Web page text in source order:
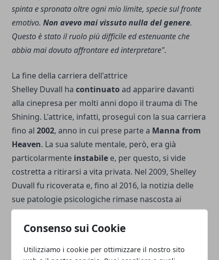
Consenso sui Cookie
Utilizziamo i cookie per ottimizzare il nostro sito
spinta e spronata oltre ogni mio limite, specie sul fronte
emotivo. Non avevo mai vissuto nulla del genere.
Questo è stato il ruolo più difficile ed estenuante che
abbia mai dovuto affrontare ed interpretare".
La fine della carriera dell'attrice
Shelley Duvall ha continuato ad apparire davanti
alla cinepresa per molti anni dopo il trauma di The
Shining. L'attrice, infatti, proseguì con la sua carriera
fino al 2002, anno in cui prese parte a Manna from
Heaven. La sua salute mentale, però, era già
particolarmente instabile e, per questo, si vide
costretta a ritirarsi a vita privata. Nel 2009, Shelley
Duvall fu ricoverata e, fino al 2016, la notizia delle
sue patologie psicologiche rimase nascosta ai
tabloid. Fu quello, infatti, l'anno in cui l'attrice
concesse un'intervista al famoso
incentrato su storie di malattie mentali estreme. L'ex